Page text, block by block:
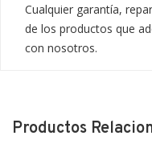
Cualquier garantía,
de los productos que
con nosotros.
Productos